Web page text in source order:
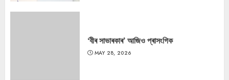
‘বীৰ সাভাৰকাৰ’ আজিও প্ৰাসংগিক
MAY 28, 2026